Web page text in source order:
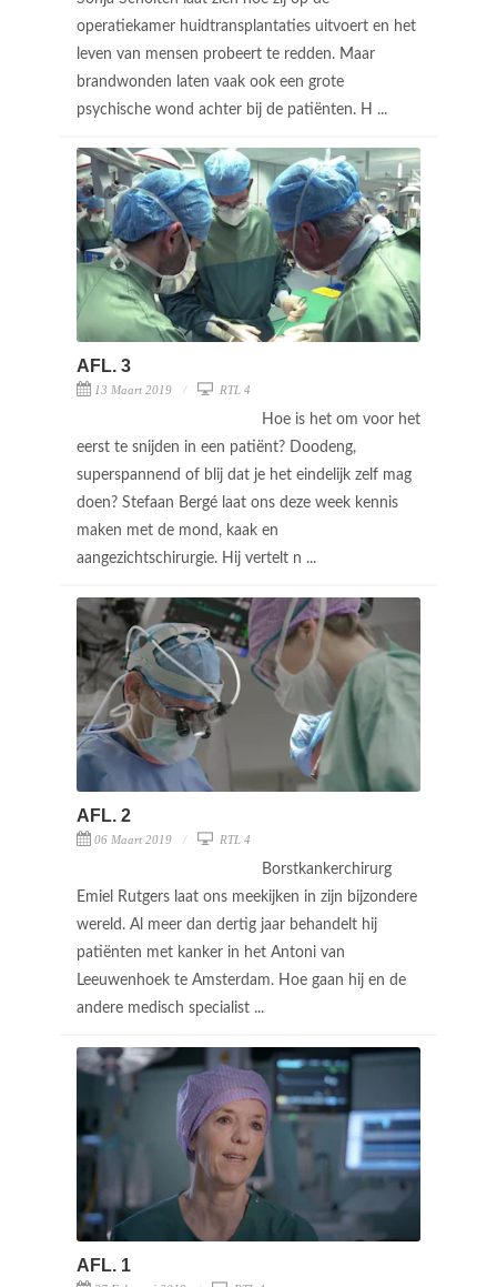
operatiekamer huidtransplantaties uitvoert en het
leven van mensen probeert te redden. Maar
brandwonden laten vaak ook een grote
psychische wond achter bij de patiënten. H ...
AFL. 3
13 Maart 2019 RTL 4
Hoe is het om voor het
eerst te snijden in een patiënt? Doodeng,
superspannend of blij dat je het eindelijk zelf mag
doen? Stefaan Bergé laat ons deze week kennis
maken met de mond, kaak en
aangezichtschirurgie. Hij vertelt n ...
AFL. 2
06 Maart 2019 RTL 4
Borstkankerchirurg
Emiel Rutgers laat ons meekijken in zijn bijzondere
wereld. Al meer dan dertig jaar behandelt hij
patiënten met kanker in het Antoni van
Leeuwenhoek te Amsterdam. Hoe gaan hij en de
andere medisch specialist ...
AFL. 1